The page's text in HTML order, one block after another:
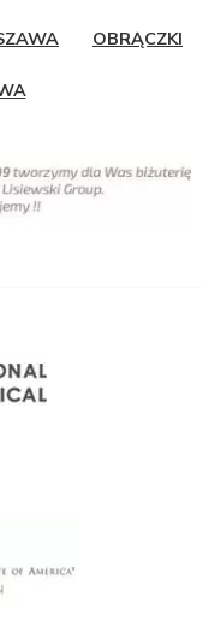
OBRĄCZKI